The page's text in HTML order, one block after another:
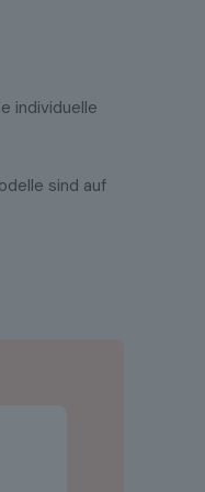
individuelle
sind auf